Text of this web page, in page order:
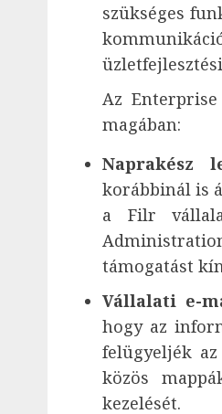
szükséges
Az
magában:
Naprakész
korábbinál is
a Filr
támogatást
Vállalati e-
hogy az
felügyeljék
közös
kezelését.